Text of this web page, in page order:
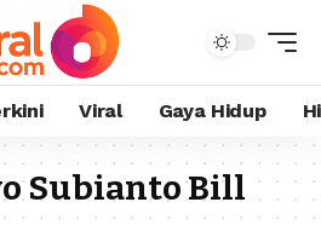
Viral Gaya Hidup
Subianto Bill